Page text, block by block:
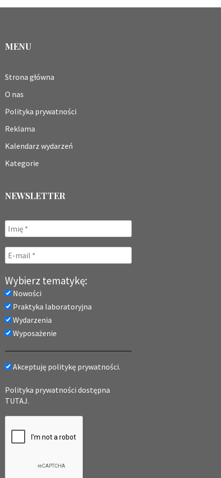
MENU
Strona główna
O nas
Polityka prywatności
Reklama
Kalendarz wydarzeń
Kategorie
NEWSLETTER
Wybierz tematykę:
Nowości
Praktyka laboratoryjna
Wydarzenia
Wyposażenie
Akceptuję politykę prywatności.
Polityka prywatności dostępna
TUTAJ.